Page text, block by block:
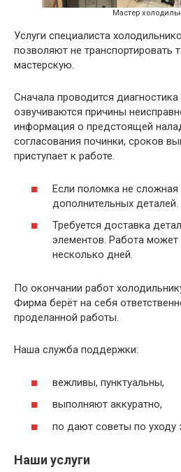
Мастер
Услуги специалиста
позволяют не транспортировать
мастерскую.
Сначала проводится диагностика
озвучиваются причины
информация о предстоящей
согласования починки, сроков
приступает к работе.
Если поломка не сложная
дополнительных деталей.
Требуется доставка
элементов. Работа может
несколько дней.
По окончании работ
Фирма берёт на себя
проделанной работы.
Наша служба поддержки:
вежливы, пунктуальны,
выполняют аккуратно,
по дают советы по уходу
Наши услуги